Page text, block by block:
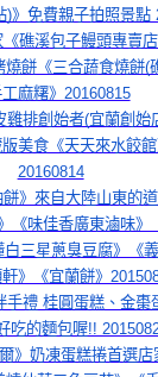
)》免費親子拍照景點
礁溪包子鰻頭專賣
餅《三合蔬食燒餅(
麻糬》20160815
雞排創始者(宜蘭創始
美食《天天來水餃
20160814
》來自大陸山東的
《味佳香廣東滷味》
三星蔥臭豆腐》《
》《宜蘭餅》
手禮 桂圓蛋糕、金棗
吃的麵包喔!!
》奶凍蛋糕捲首選店